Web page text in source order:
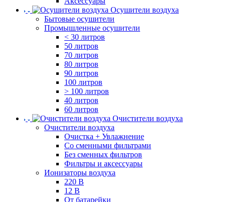
Осушители воздуха
Бытовые осушители
Промышленные осушители
< 30 литров
50 литров
70 литров
80 литров
90 литров
100 литров
> 100 литров
40 литров
60 литров
Очистители воздуха
Очистители воздуха
Очистка + Увлажнение
Cо сменными фильтрами
Без сменных фильтров
Фильтры и аксессуары
Ионизаторы воздуха
220 В
12 В
От батарейки